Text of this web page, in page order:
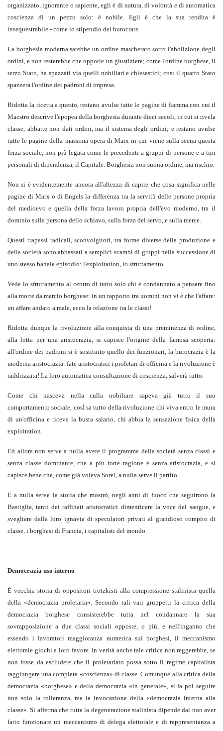
organizzato, ignorante o sapiente, egli è di natura, di volontà e di automatica
coscienza di un pezzo solo: é nobile. Egli è che la sua rendita è
insequestrabile - come lo stipendio del burocrate.
La borghesia moderna sarebbe un ordine mascherato sotto l'abolizione degli
ordini, e non resterebbe che opporle un giustiziere; come l'ordine borghese, il
terzo Stato, ha spazzati via quelli nobiliari e chiesastici; cosí il quarto Stato
spazzerà l'ordine dei padroni di impresa.
Ridotta la ricetta a questo, restano avulse tutte le pagine di fiamma con cui il
Maestro descrive l'epopea della borghesia durante dieci secoli, in cui si rivela
classe, abbatte non dati ordini, ma il sistema degli ordini; e restano avulse
tutte le pagine della massima opera di Marx in cui viene sulla scena questa
forza sociale, non più legata come le precedenti a gruppi di persone e a tipi
personali di dipendenza, il Capitale. Borghesia non suona ordine, ma rischio.
Non si è evidentemente ancora all'altezza di capire che cosa significa nelle
pagine di Marx o di Engels la differenza tra la servitù delle persone propria
del medioevo e quella della forza lavoro propria dell'evo moderno, tra il
dominio sulla persona dello schiavo, sulla forza del servo, e sulla merce.
Questi trapassi radicali, sconvolgitori, tra forme diverse della produzione e
della società sono abbassati a semplici scambi di gruppi nella successione di
uno stesso banale episodio: l'exploitation, lo sfruttamento.
Vede lo sfruttamento al centro di tutto solo chi è condannato a pensare fino
alla morte da marcio borghese: in un rapporto tra uomini non vi è che l'affare:
un affare andato a male, ecco la relazione tra le classi!
Ridotta dunque la rivoluzione alla conquista di una preminenza di ordine,
alla lotta per una aristocrazia, si capisce l'origine della famosa scoperta:
all'ordine dei padroni si è sostituito quello dei funzionari, la burocrazia è la
moderna aristocrazia: fate aristocratici i proletari di officina e la rivoluzione è
raddrizzata! La loro automatica consultazione di coscienza, salverà tutto.
Come chi nasceva nella culla nobiliare sapeva già tutto il suo
comportamento sociale, cosÌ sa tutto della rivoluzione chi viva entro le mura
di un'officina e riceva la busta salario, chi abbia la sensazione fisica della
exploitation.
Ed allora non serve a nulla avere il programma della società senza classi e
senza classe dominante, che a più forte ragione è senza aristocrazia, e si
capisce bene che, come già voleva Sorel, a nulla serve il partito.
E a nulla serve la storia che mostrò, negli anni di fuoco che seguirono la
Bastiglia, tanti dei raffinati aristocratici dimenticare la voce del sangue, e
svegliare dalla loro ignavia di speculatori privati al grandioso compito di
classe, i borghesi di Francia, i capitalisti del mondo.
Democrazia uso interno
È vecchia storia di oppositori trotzkisti alla compressione stalinista quella
della «democrazia proletaria». Secondo tali vari gruppetti la critica della
democrazia borghese consisterebbe tutta nel condannare la sua
sovrapposizione a due classi sociali opposte, o più, e nell'inganno che
essendo i lavoratori maggioranza numerica sui borghesi, il meccanismo
elettorale giochi a loro favore. In verità anche tale critica non reggerebbe, se
non fosse da escludere che il proletariato possa sotto il regime capitalista
raggiungere una completa «coscienza» di classe. Comunque alla critica della
democrazia «borghese» e della democrazia «in generale», si fa poi seguire
non solo la tolleranza, ma la invocazione della «democrazia interna alla
classe». Si afferma che tutta la degenerazione stalinista dipende dal non aver
fatto funzionare un meccanismo di delega elettorale e di rappresentanza a